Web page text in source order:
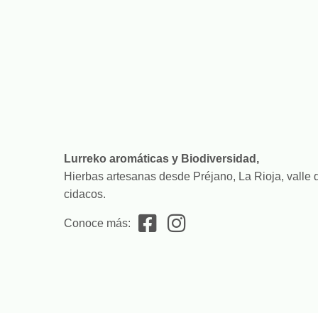
Lurreko aromáticas y Biodiversidad,
Hierbas artesanas desde Préjano, La Rioja, valle
cidacos.
Conoce más: